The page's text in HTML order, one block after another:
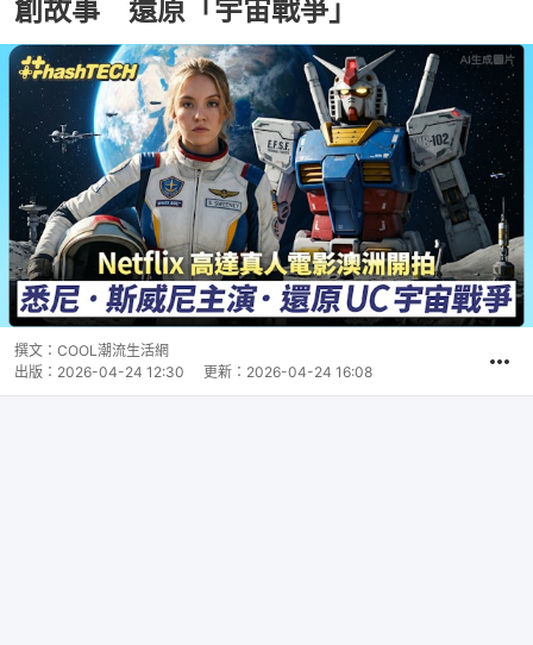
創故事 還原「宇宙戰爭」
撰文： COOL潮流生活網
出版： 2026-04-24 12:30 更新： 2026-04-24 16:08